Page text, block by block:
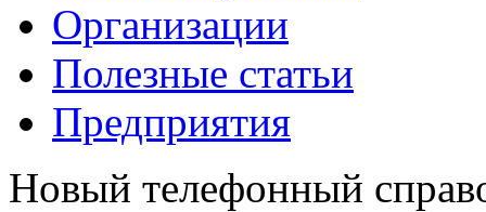
Организации
Полезные статьи
Предприятия
Новый телефонный